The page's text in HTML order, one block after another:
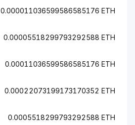
0.000011036599586585176 ETH
0.00005518299793292588 ETH
0.00011036599586585176 ETH
0.00022073199173170352 ETH
0.0005518299793292588 ETH